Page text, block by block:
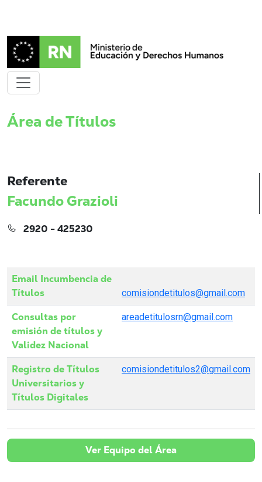
Área de Títulos
Referente
Facundo Grazioli
2920 - 425230
Email Incumbencia de
Títulos
comisiondetitulos@gmail.com
Consultas por
emisión de títulos y
Validez Nacional
areadetitulosrn@gmail.com
Registro de Títulos
Universitarios y
Títulos Digitales
comisiondetitulos2@gmail.com
Ver Equipo del Área